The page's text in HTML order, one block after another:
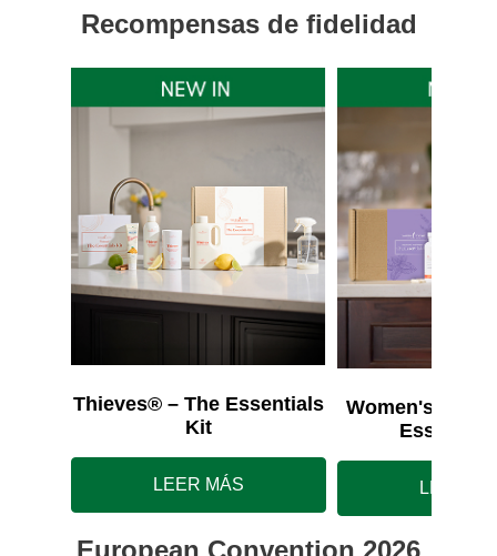
Recompensas de fidelidad
Thieves® – The Essentials
Kit
LEER MÁS
Women's
LEER
European Convention 2026